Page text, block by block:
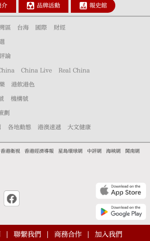
介 品牌活動 報史館
區 台海 國際 財經
論
China Live Real China
港飲港色
機構號
劃
各地動態 港澳速遞 大文健康
香港衛視 香港經濟導報 星島環球網 中評網 海峽網
閩南網
聯繫我們 商務合作 加入我們